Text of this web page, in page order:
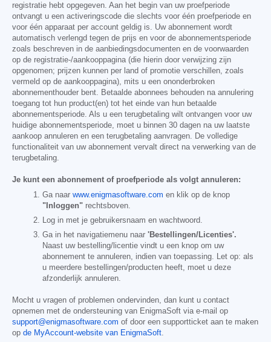
registratie hebt opgegeven. Aan het begin van uw proefperiode
ontvangt u een activeringscode die slechts voor één proefperiode en
voor één apparaat per account geldig is. Uw abonnement wordt
automatisch verlengd tegen de prijs en voor de abonnementsperiode
zoals beschreven in de aanbiedingsdocumenten en de voorwaarden
op de registratie-/aankooppagina (die hierin door verwijzing zijn
opgenomen; prijzen kunnen per land of promotie verschillen, zoals
vermeld op de aankooppagina), mits u een ononderbroken
abonnementhouder bent. Betaalde abonnees behouden na annulering
toegang tot hun product(en) tot het einde van hun betaalde
abonnementsperiode. Als u een terugbetaling wilt ontvangen voor uw
huidige abonnementsperiode, moet u binnen 30 dagen na uw laatste
aankoop annuleren en een terugbetaling aanvragen. De volledige
functionaliteit van uw abonnement vervalt direct na verwerking van de
terugbetaling.
Je kunt een abonnement of proefperiode als volgt annuleren:
Ga naar www.enigmasoftware.com en klik op de knop
"Inloggen" rechtsboven.
Log in met je gebruikersnaam en wachtwoord.
Ga in het navigatiemenu naar 'Bestellingen/Licenties'.
Naast uw bestelling/licentie vindt u een knop om uw
abonnement te annuleren, indien van toepassing. Let op: als
u meerdere bestellingen/producten heeft, moet u deze
afzonderlijk annuleren.
Mocht u vragen of problemen ondervinden, dan kunt u contact
opnemen met de ondersteuning van EnigmaSoft via e-mail op
support@enigmasoftware.com of door een supportticket aan te maken
op de MyAccount-website van EnigmaSoft.